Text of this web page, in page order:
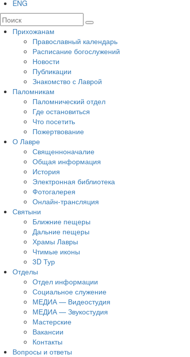
ENG
Прихожанам
Православный календарь
Расписание богослужений
Новости
Публикации
Знакомство с Лаврой
Паломникам
Паломнический отдел
Где остановиться
Что посетить
Пожертвование
О Лавре
Священноначалие
Общая информация
История
Электронная библиотека
Фотогалерея
Онлайн-трансляция
Святыни
Ближние пещеры
Дальние пещеры
Храмы Лавры
Чтимые иконы
3D Тур
Отделы
Отдел информации
Социальное служение
МЕДИА — Видеостудия
МЕДИА — Звукостудия
Мастерские
Вакансии
Контакты
Вопросы и ответы